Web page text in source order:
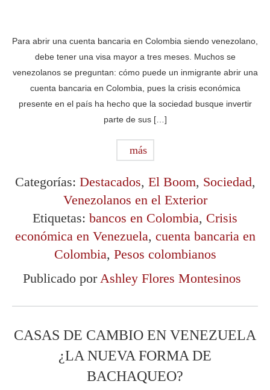
Para abrir una cuenta bancaria en Colombia siendo venezolano,
debe tener una visa mayor a tres meses. Muchos se
venezolanos se preguntan: cómo puede un inmigrante abrir una
cuenta bancaria en Colombia, pues la crisis económica
presente en el país ha hecho que la sociedad busque invertir
parte de sus […]
más
Categorías: Destacados, El Boom, Sociedad,
Venezolanos en el Exterior
Etiquetas: bancos en Colombia, Crisis
económica en Venezuela, cuenta bancaria en
Colombia, Pesos colombianos
Publicado porAshley Flores Montesinos
CASAS DE CAMBIO EN VENEZUELA
¿LA NUEVA FORMA DE
BACHAQUEO?